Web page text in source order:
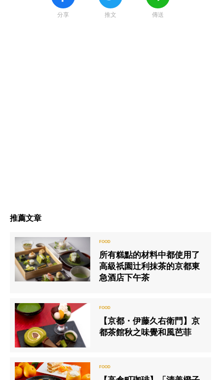
分享 推文 傳送
推薦文章
所有糕點的材料中都使用了
高級祇園辻利抹茶的京都東
急酒店下午茶
【京都・伊藤久右衛門】京
都茶館秋之味覺和風芭菲